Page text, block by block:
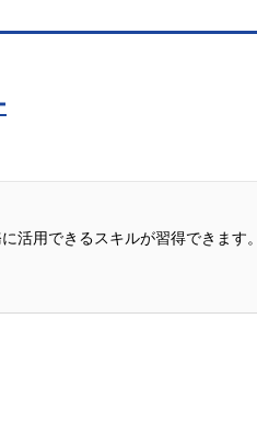
・サービスのご案内のため
りません。
は、弊社の基準に基づいて個人情
ことにより必要な個人情報の安全
活用できるスキルが習得できます。